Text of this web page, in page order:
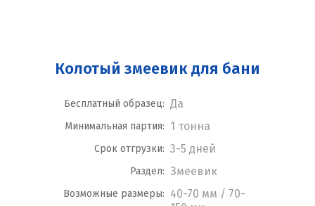
Колотый змеевик для бани
Бесплатный образец: Да
Минимальная партия: 1 тонна
Срок отгрузки: 3-5 дней
Раздел: Змеевик
Возможные размеры: 40-70 мм / 70-